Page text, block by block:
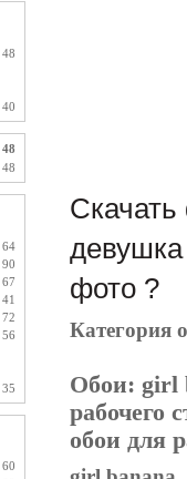
48
40
48
48
64
90
67
41
72
56
35
60
Скачать
девушка
фото ?
Категория
Обои: girl
рабочего
обои для